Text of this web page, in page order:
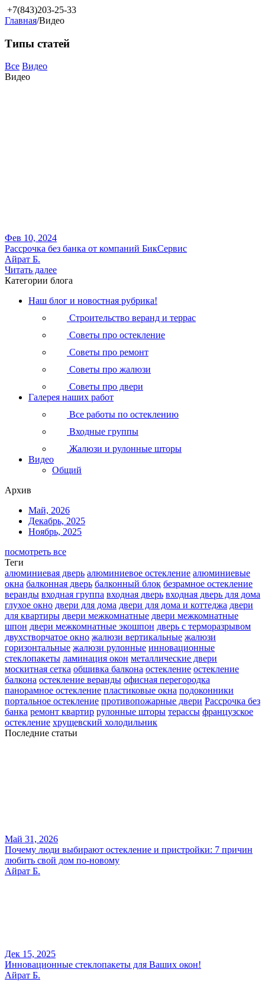
+7(843)203-25-33
Главная/Видео
Типы статей
Все Видео
Видео
Фев 10, 2024
Рассрочка без банка от компаний БикСервис
Айрат Б.
Читать далее
Категории блога
Наш блог и новостная рубрика!
Строительство веранд и террас
Советы про остекление
Советы про ремонт
Советы про жалюзи
Советы про двери
Галерея наших работ
Все работы по остеклению
Входные группы
Жалюзи и рулонные шторы
Видео
Общий
Архив
Май, 2026
Декабрь, 2025
Ноябрь, 2025
посмотреть все
Теги
алюминиевая дверь алюминиевое остекление алюминиевые
окна балконная дверь балконный блок безрамное остекление
веранды входная группа входная дверь входная дверь для дома
глухое окно двери для дома двери для дома и коттеджа двери
для квартиры двери межкомнатные двери межкомнатные
шпон двери межкомнатные экошпон дверь с терморазрывом
двухстворчатое окно жалюзи вертикальные жалюзи
горизонтальные жалюзи рулонные инновационные
стеклопакеты ламинация окон металлические двери
москитная сетка обшивка балкона остекление остекление
балкона остекление веранды офисная перегородка
панорамное остекление пластиковые окна подоконники
портальное остекление противопожарные двери Рассрочка без
банка ремонт квартир рулонные шторы терассы французское
остекление хрущевский холодильник
Последние статьи
Май 31, 2026
Почему люди выбирают остекление и пристройки: 7 причин
любить свой дом по-новому
Айрат Б.
Дек 15, 2025
Инновационные стеклопакеты для Ваших окон!
Айрат Б.